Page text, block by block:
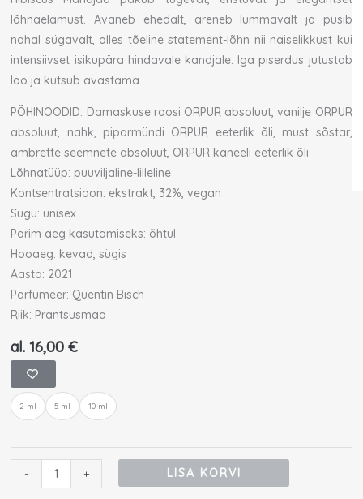
lõhnaelamust. Avaneb ehedalt, areneb lummavalt ja püsib
nahal sügavalt, olles tõeline statement-lõhn nii naiselikkust kui
intensiivset isikupära hindavale kandjale. Iga piserdus jutustab
loo ja kutsub avastama.
PÕHINOODID: Damaskuse roosi ORPUR absoluut, vanilje ORPUR
absoluut, nahk, piparmündi ORPUR eeterlik õli, must sõstar,
ambrette seemnete absoluut, ORPUR kaneeli eeterlik õli
Lõhnatüüp: puuviljaline-lilleline
Kontsentratsioon: ekstrakt, 32%, vegan
Sugu: unisex
Parim aeg kasutamiseks: õhtul
Hooaeg: kevad, sügis
Aasta: 2021
Parfümeer: Quentin Bisch
Riik: Prantsusmaa
al.16,00€
2 ml 5 ml 10 ml
-
Maison
Crivelli
Hibiscus
Extrait
proov
kogus
+ LISA KORVI